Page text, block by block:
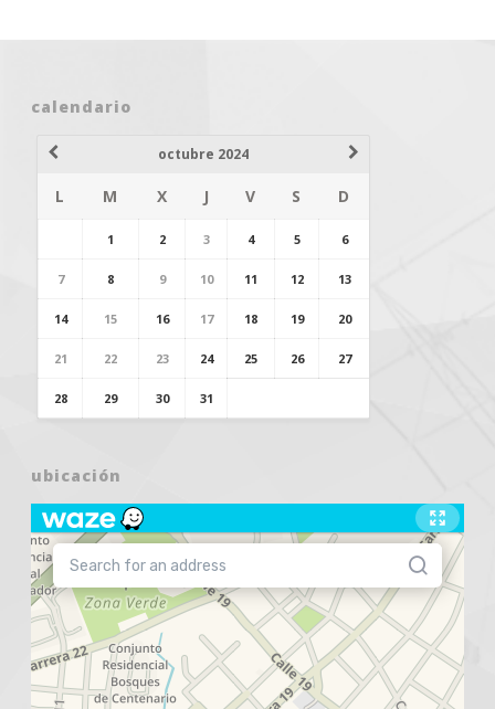
calendario
octubre 2024
L M X J V S D
1 2 3 4 5 6
7 8 9 10 11 12 13
14 15 16 17 18 19 20
21 22 23 24 25 26 27
28 29 30 31
ubicación